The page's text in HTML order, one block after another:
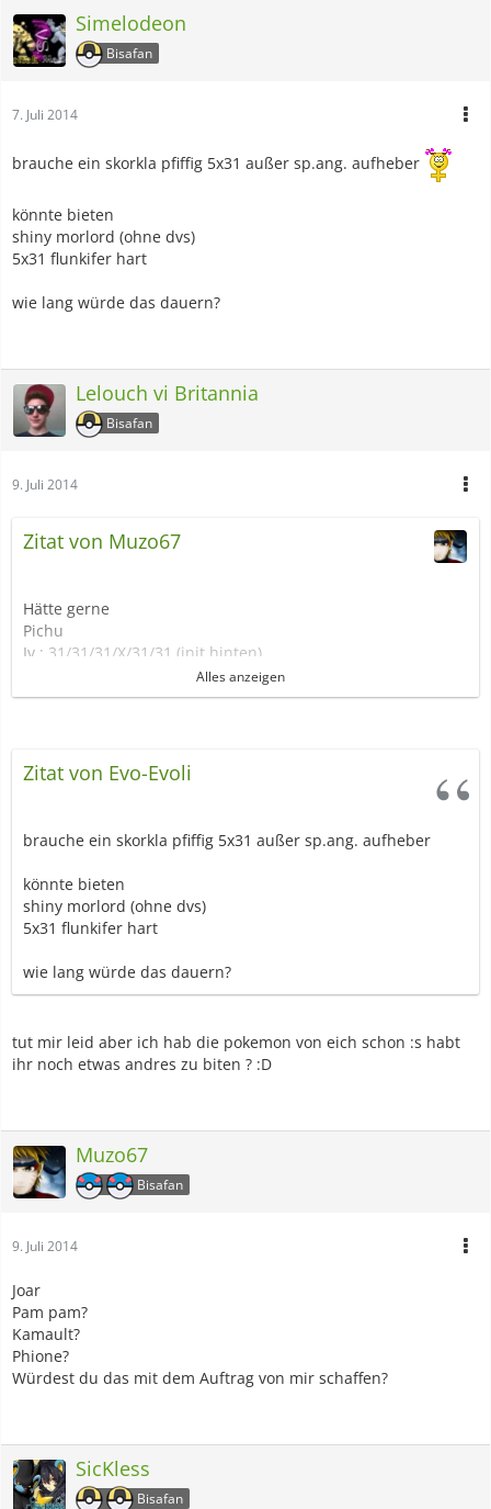
Simelodeon
Bisafan
7. Juli 2014
brauche ein skorkla pfiffig 5x31 außer sp.ang. aufheber
könnte bieten
shiny morlord (ohne dvs)
5x31 flunkifer hart
wie lang würde das dauern?
Lelouch vi Britannia
Bisafan
9. Juli 2014
Zitat von Muzo67
Hätte gerne
Pichu
Iv : 31/31/31/X/31/31 (init hinten)
Wesen : Froh
Könnte dir ein kangama 5*DV31 geben
Alles anzeigen
Zitat von Evo-Evoli
brauche ein skorkla pfiffig 5x31 außer sp.ang. aufheber
könnte bieten
shiny morlord (ohne dvs)
5x31 flunkifer hart
wie lang würde das dauern?
tut mir leid aber ich hab die pokemon von eich schon :s habt
ihr noch etwas andres zu biten ? :D
Muzo67
Bisafan
9. Juli 2014
Joar
Pam pam?
Kamault?
Phione?
Würdest du das mit dem Auftrag von mir schaffen?
SicKless
Bisafan